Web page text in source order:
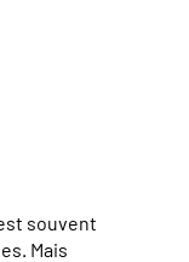
souvent
Mais